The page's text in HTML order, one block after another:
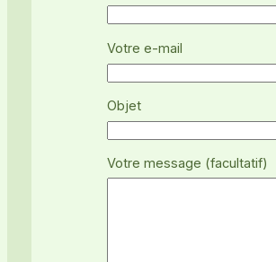
Votre e-mail
Objet
Votre message (facultatif)